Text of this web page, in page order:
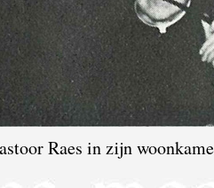
Raes in zijn